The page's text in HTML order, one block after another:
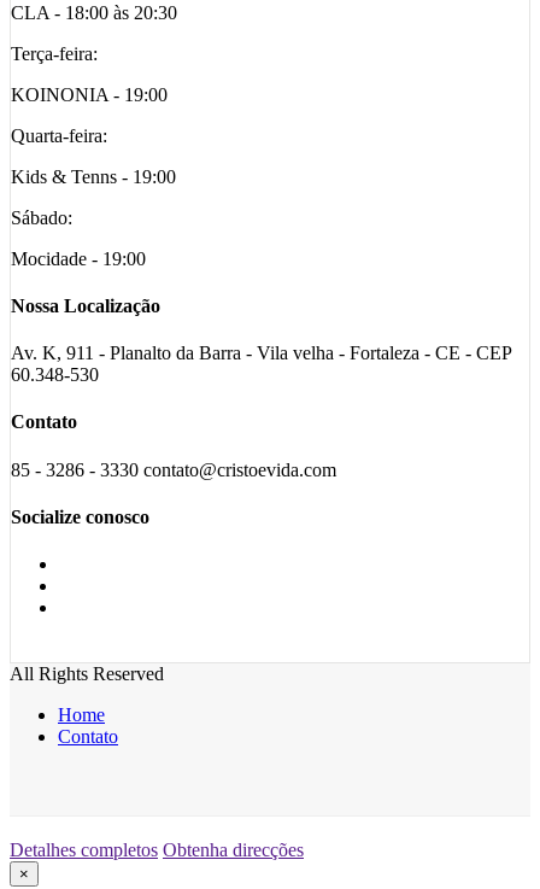
CLA - 18:00 às 20:30
Terça-feira:
KOINONIA - 19:00
Quarta-feira:
Kids & Tenns - 19:00
Sábado:
Mocidade - 19:00
Nossa Localização
Av. K, 911 - Planalto da Barra - Vila velha - Fortaleza - CE - CEP
60.348-530
Contato
85 - 3286 - 3330 contato@cristoevida.com
Socialize conosco
All Rights Reserved
Home
Contato
Detalhes completos Obtenha direcções
×